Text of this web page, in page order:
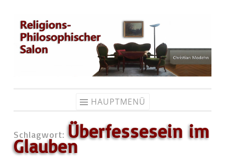
Zum
Inhalt
springen
HAUPTMENÜ
Schlagwort:Überfessesein im
Glauben